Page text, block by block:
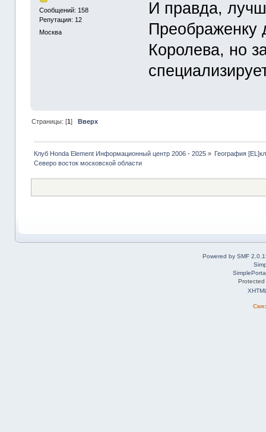
Сообщений: 158
Репутация: 12
Москва
И правда,
Преображенку
Королева, но
Страницы: [1] Вверх
Клуб Honda Element Информационный центр 2006 - 2025»
География
Северо восток московской области
Powered by SMF